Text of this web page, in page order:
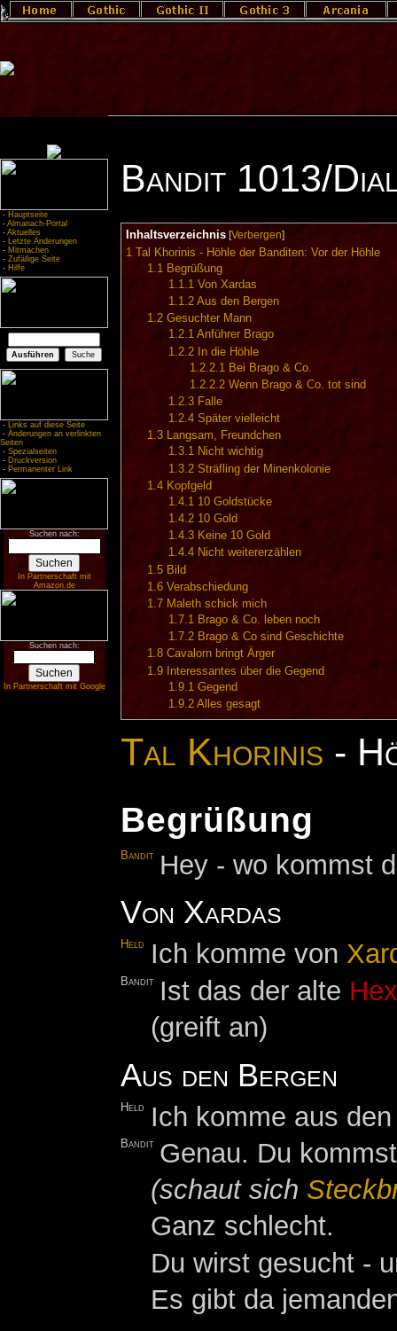
- Hauptseite
- Almanach-Portal
- Aktuelles
- Letzte Änderungen
- Mitmachen
- Zufällige Seite
- Hilfe
- Links auf diese Seite
- Änderungen an verlinkten
Seiten
- Spezialseiten
- Druckversion
- Permanenter Link
Suchen nach:
In Partnerschaft mit
Amazon.de
Suchen nach:
In Partnerschaft mit Google
Bandit 1013/
Inhaltsverzeichnis[Verbergen]
1 Tal Khorinis - Höhle der Banditen: Vor der Höhle
1.1 Begrüßung
1.1.1 Von Xardas
1.1.2 Aus den Bergen
1.2 Gesuchter Mann
1.2.1 Anführer Brago
1.2.2 In die Höhle
1.2.2.1 Bei Brago & Co.
1.2.2.2 Wenn Brago & Co. tot sind
1.2.3 Falle
1.2.4 Später vielleicht
1.3 Langsam, Freundchen
1.3.1 Nicht wichtig
1.3.2 Sträfling der Minenkolonie
1.4 Kopfgeld
1.4.1 10 Goldstücke
1.4.2 10 Gold
1.4.3 Keine 10 Gold
1.4.4 Nicht weitererzählen
1.5 Bild
1.6 Verabschiedung
1.7 Maleth schick mich
1.7.1 Brago & Co. leben noch
1.7.2 Brago & Co sind Geschichte
1.8 Cavalorn bringt Ärger
1.9 Interessantes über die Gegend
1.9.1 Gegend
1.9.2 Alles gesagt
Tal Khorinis -
Begrüßung
Bandit Hey - wo kommst
Von Xardas
Held Ich komme von
Bandit Ist das der alte
(greift an)
Aus den Bergen
Held Ich komme aus
Bandit Genau. Du
(schaut sich
Ganz schlecht.
Du wirst gesucht -
Es gibt da